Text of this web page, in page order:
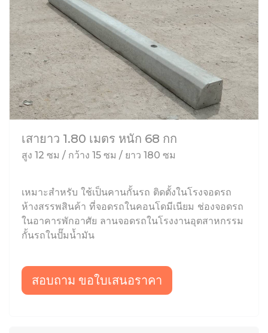
เสายาว 1.80 เมตร หนัก 68 กก
สูง 12 ซม / กว้าง 15 ซม / ยาว 180 ซม
เหมาะสำหรับ ใช้เป็นคานกั้นรถ ติดตั้งในโรงจอดรถ
ห้างสรรพสินค้า ที่จอดรถในคอนโดมีเนียม ช่องจอดรถ
ในอาคารพักอาศัย ลานจอดรถในโรงงานอุตสาหกรรม
กั้นรถในปั๊มน้ำมัน
สอบถาม ขอใบเสนอราคา